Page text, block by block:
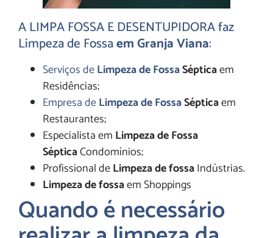
A LIMPA FOSSA E DESENTUPIDORAfaz
Limpeza de Fossaem Granja Viana:
Serviços deLimpeza de FossaSépticaem
Residências;
Empresa deLimpeza de FossaSépticaem
Restaurantes;
Especialista em Limpeza de Fossa
SépticaCondomínios;
Profissional deLimpeza de fossaIndústrias.
Limpeza de fossaem Shoppings
Quando é necessário